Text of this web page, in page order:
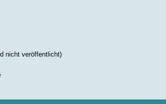
nicht veröffentlicht)